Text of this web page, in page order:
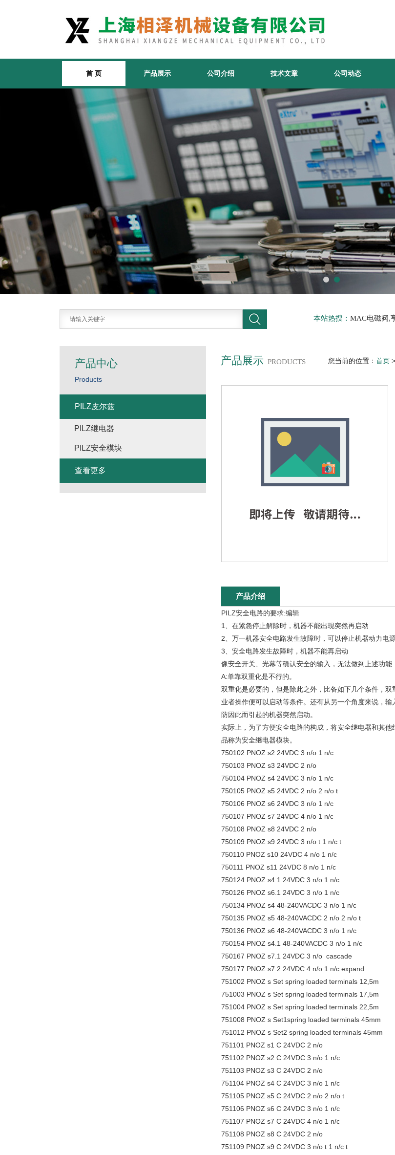
首 页 产品展示 公司介绍 技术文章 公司动态
本站热搜： MAC电磁阀,
产品展示 PRODUCTS 您当前的位置： 首页 >
产品介绍
PILZ安全电路的要求:编辑
1、在紧急停止解除时，机器不能出现突然再启动
2、万一机器安全电路发生故障时，可以停止机器动力电
3、安全电路发生故障时，机器不能再启动
像安全开关、光幕等确认安全的输入，无法做到上述功
A:单靠双重化是不行的。
双重化是必要的，但是除此之外，比备如下几个条件，
业者操作便可以启动等条件。还有从另一个角度来说，
防因此而引起的机器突然启动。
实际上，为了方便安全电路的构成，将安全继电器和其
品称为安全继电器模块。
750102 PNOZ s2 24VDC 3 n/o 1 n/c
750103 PNOZ s3 24VDC 2 n/o
750104 PNOZ s4 24VDC 3 n/o 1 n/c
750105 PNOZ s5 24VDC 2 n/o 2 n/o t
750106 PNOZ s6 24VDC 3 n/o 1 n/c
750107 PNOZ s7 24VDC 4 n/o 1 n/c
750108 PNOZ s8 24VDC 2 n/o
750109 PNOZ s9 24VDC 3 n/o t 1 n/c t
750110 PNOZ s10 24VDC 4 n/o 1 n/c
750111 PNOZ s11 24VDC 8 n/o 1 n/c
750124 PNOZ s4.1 24VDC 3 n/o 1 n/c
750126 PNOZ s6.1 24VDC 3 n/o 1 n/c
750134 PNOZ s4 48-240VACDC 3 n/o 1 n/c
750135 PNOZ s5 48-240VACDC 2 n/o 2 n/o t
750136 PNOZ s6 48-240VACDC 3 n/o 1 n/c
750154 PNOZ s4.1 48-240VACDC 3 n/o 1 n/c
750167 PNOZ s7.1 24VDC 3 n/o cascade
750177 PNOZ s7.2 24VDC 4 n/o 1 n/c expand
751002 PNOZ s Set spring loaded terminals 12,5m
751003 PNOZ s Set spring loaded terminals 17,5m
751004 PNOZ s Set spring loaded terminals 22,5m
751008 PNOZ s Set1spring loaded terminals 45mm
751012 PNOZ s Set2 spring loaded terminals 45mm
751101 PNOZ s1 C 24VDC 2 n/o
751102 PNOZ s2 C 24VDC 3 n/o 1 n/c
751103 PNOZ s3 C 24VDC 2 n/o
751104 PNOZ s4 C 24VDC 3 n/o 1 n/c
751105 PNOZ s5 C 24VDC 2 n/o 2 n/o t
751106 PNOZ s6 C 24VDC 3 n/o 1 n/c
751107 PNOZ s7 C 24VDC 4 n/o 1 n/c
751108 PNOZ s8 C 24VDC 2 n/o
751109 PNOZ s9 C 24VDC 3 n/o t 1 n/c t
产品中心
Products
PILZ皮尔兹
PILZ继电器
PILZ安全模块
查看更多